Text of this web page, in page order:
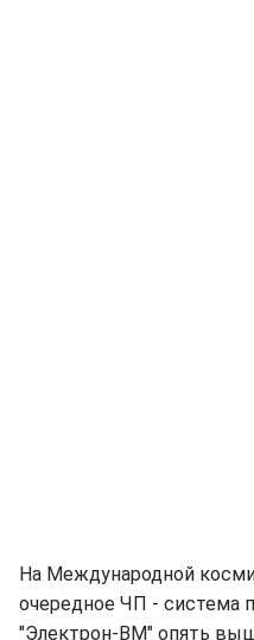
На Международной
очередное ЧП - система
"Электрон-ВМ" опять